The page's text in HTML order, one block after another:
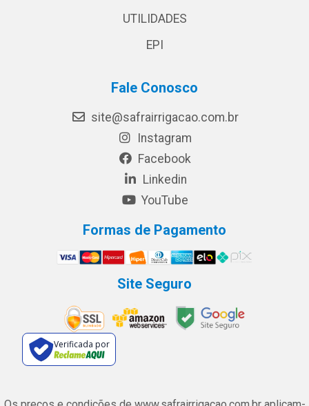
UTILIDADES
EPI
Fale Conosco
site@safrairrigacao.com.br
Instagram
Facebook
Linkedin
YouTube
Formas de Pagamento
Site Seguro
Verificada por